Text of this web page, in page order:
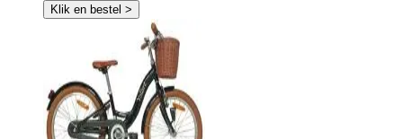
Klik en bestel >